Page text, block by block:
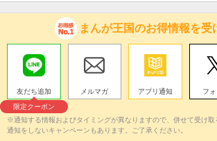
まんが王国のお得情報を受
友だち追加
限定クーポン
メルマガ アプリ通知 フ
※通知する情報およびタイミングが異なりますので、併せて受け
通知をしないキャンペーンもあります。ご了承ください。